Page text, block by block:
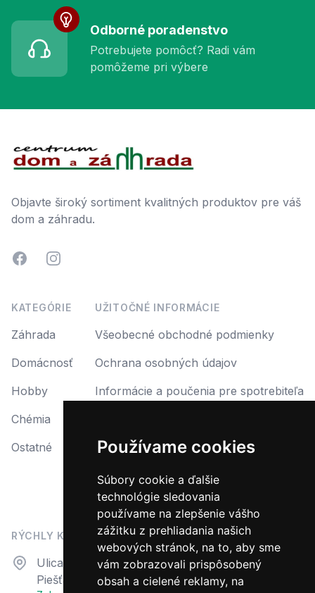
Používame cookies
Súbory cookie a ďalšie
technológie sledovania
používame na zlepšenie vášho
zážitku z prehliadania našich
webových stránok, na to, aby sme
vám zobrazovali prispôsobený
obsah a cielené reklamy, na
Odborné poradenstvo
Potrebujete pomôcť? Radi vám
pomôžeme pri výbere
Objavte široký sortiment kvalitných produktov pre váš
dom a záhradu.
FacebookInstagram
KATEGÓRIE
Záhrada
Domácnosť
Hobby
Chémia
Ostatné
UŽITOČNÉ INFORMÁCIE
Všeobecné obchodné podmienky
Ochrana osobných údajov
Informácie a poučenia pre spotrebiteľa
Reklamačný protokol
Formulár na odstúpenie od zmluvy
Odstúpiť od zmluvy tu
RÝCHLY KONTAKT
AdresaUlica N. Teslu 23
Piešťany, 92101